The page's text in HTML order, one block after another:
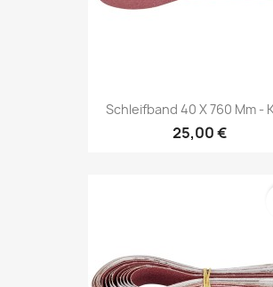
Schleifband 40 X 760 Mm -
25,00 €